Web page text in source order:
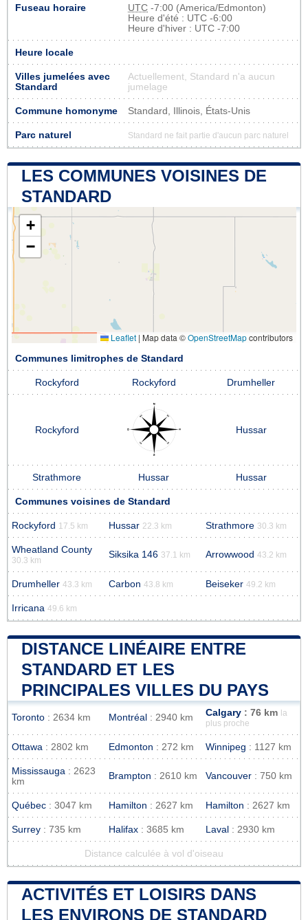
Fuseau horaire UTC -7:00 (America/Edmonton)
Heure d'été : UTC -6:00
Heure d'hiver : UTC -7:00
Heure locale
Villes jumelées avec
Standard
Actuellement, Standard n'a aucun
jumelage
Commune homonyme Standard, Illinois, États-Unis
Parc naturel Standard ne fait partie d'aucun parc naturel
LES COMMUNES VOISINES DE
STANDARD
+
−
Leaflet | Map data ©OpenStreetMapcontributors
Communes limitrophes de Standard
Rockyford Rockyford Drumheller
Rockyford Hussar
Strathmore Hussar Hussar
Communes voisines de Standard
Rockyford 17.5 km Hussar 22.3 km Strathmore 30.3 km
Wheatland County
30.3 km
Siksika 146 37.1 km Arrowwood 43.2 km
Drumheller 43.3 km Carbon 43.8 km Beiseker 49.2 km
Irricana 49.6 km
DISTANCE LINÉAIRE ENTRE
STANDARD ET LES
PRINCIPALES VILLES DU PAYS
Toronto : 2634 km Montréal : 2940 km Calgary : 76 km
la
plus proche
Ottawa : 2802 km Edmonton : 272 km Winnipeg : 1127 km
Mississauga : 2623
km
Brampton : 2610 km Vancouver : 750 km
Québec : 3047 km Hamilton : 2627 km Hamilton : 2627 km
Surrey : 735 km Halifax : 3685 km Laval : 2930 km
Distance calculée à vol d'oiseau
ACTIVITÉS ET LOISIRS DANS
LES ENVIRONS DE STANDARD